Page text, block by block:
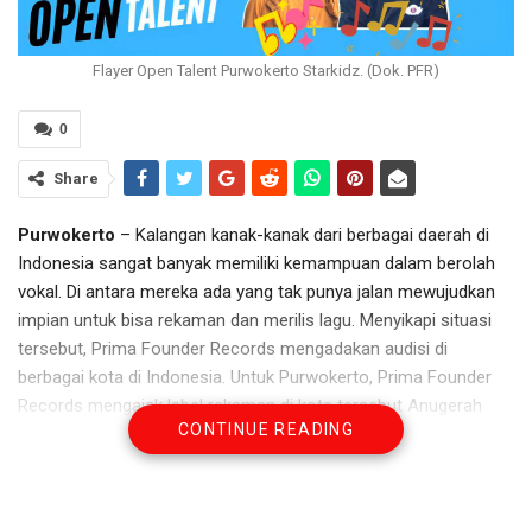
Flayer Open Talent Purwokerto Starkidz. (Dok. PFR)
0
Share
Purwokerto – Kalangan kanak-kanak dari berbagai daerah di
Indonesia sangat banyak memiliki kemampuan dalam berolah
vokal. Di antara mereka ada yang tak punya jalan mewujudkan
impian untuk bisa rekaman dan merilis lagu. Menyikapi situasi
tersebut, Prima Founder Records mengadakan audisi di
berbagai kota di Indonesia. Untuk Purwokerto, Prima Founder
Records mengajak label rekaman di kota tersebut Anugerah
Records menggelar Purwokerto Starkidz. Pendaftaran ajang
audisi tersebut telah dibuka sejak pertengahan Februari 2023.
CONTINUE READING